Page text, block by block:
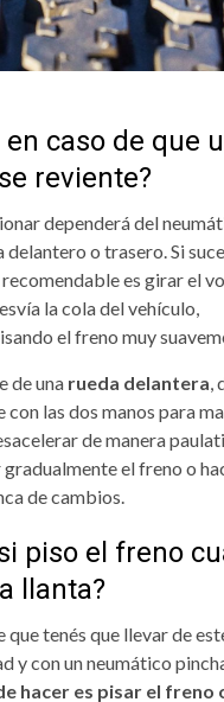
caso de que
reviente?
dependerá del
delantero o trasero. Si
recomendable es girar el
la cola del vehículo,
el freno muy
de una rueda delantera
con las dos manos para
de manera
gradualmente el freno o
de cambios.
piso el freno
llanta?
que tenés que llevar de
y con un neumático
hacer es pisar el freno